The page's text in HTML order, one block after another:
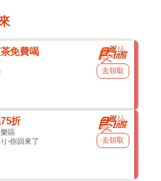
免費喝
去領取
折
區
-你回來了
去領取